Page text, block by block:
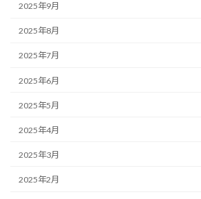
2025年9月
2025年8月
2025年7月
2025年6月
2025年5月
2025年4月
2025年3月
2025年2月